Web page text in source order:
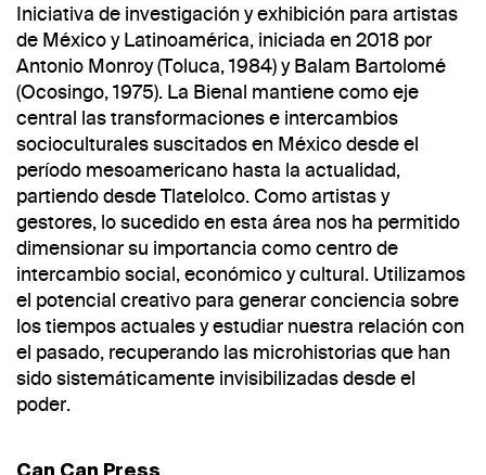
Iniciativa de investigación y exhibición para artistas
de México y Latinoamérica, iniciada en 2018 por
Antonio Monroy (Toluca, 1984) y Balam Bartolomé
(Ocosingo, 1975). La Bienal mantiene como eje
central las transformaciones e intercambios
socioculturales suscitados en México desde el
período mesoamericano hasta la actualidad,
partiendo desde Tlatelolco. Como artistas y
gestores, lo sucedido en esta área nos ha permitido
dimensionar su importancia como centro de
intercambio social, económico y cultural. Utilizamos
el potencial creativo para generar conciencia sobre
los tiempos actuales y estudiar nuestra relación con
el pasado, recuperando las microhistorias que han
sido sistemáticamente invisibilizadas desde el
poder.